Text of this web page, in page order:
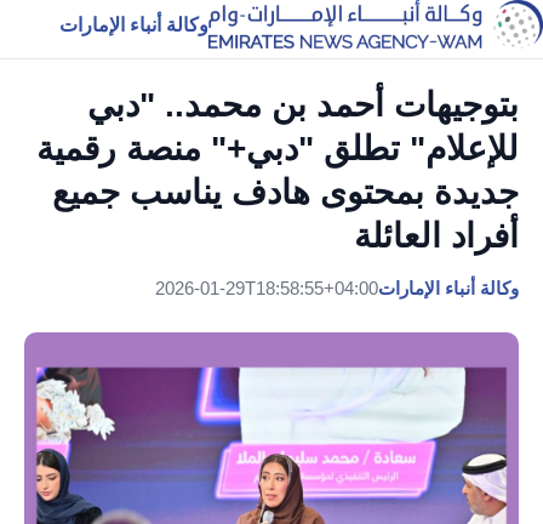
وكالة أنباء الإمارات
بتوجيهات أحمد بن محمد.. "دبي
للإعلام" تطلق "دبي+" منصة رقمية
جديدة بمحتوى هادف يناسب جميع
أفراد العائلة
وكالة أنباء الإمارات2026-01-29T18:58:55+04:00